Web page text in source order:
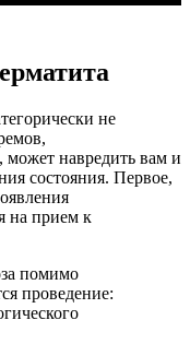
не
может навредить вам и
состояния. Первое,
на прием к
помимо
проведение: